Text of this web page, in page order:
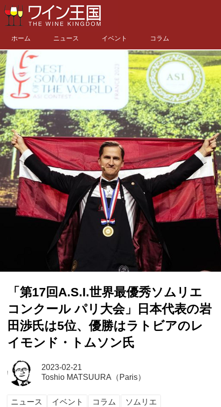
ホーム ニュース イベント コラム
「第17回A.S.I.世界最優秀ソムリエ
コンクール パリ大会」日本代表の岩
田渉氏は5位、優勝はラトビアのレ
イモンド・トムソン氏
2023-02-21
Toshio MATSUURA（Paris）
ニュース イベント コラム
ソムリエ